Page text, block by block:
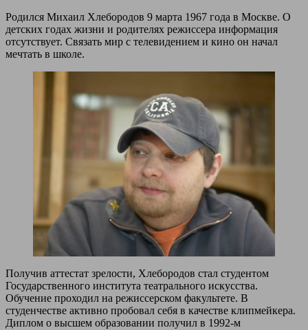
Родился Михаил Хлебородов 9 марта 1967 года в Москве. О
детских годах жизни и родителях режиссера информация
отсутствует. Связать мир с телевидением и кино он начал
мечтать в школе.
Получив аттестат зрелости, Хлебородов стал студентом
Государственного института театрального искусства.
Обучение проходил на режиссерском факультете. В
студенчестве активно пробовал себя в качестве клипмейкера.
Диплом о высшем образовании получил в 1992-м